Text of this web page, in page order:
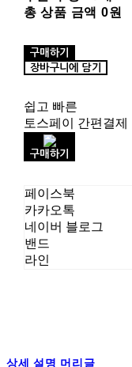
총 상품 금액 0원
구매하기
장바구니에 담기
쉽고 빠른
토스페이 간편결제
구매하기
페이스북
카카오톡
네이버 블로그
밴드
라인
상세 설명 머리글